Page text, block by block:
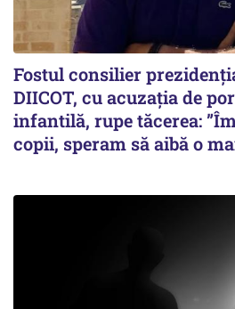
Fostul consilier
DIICOT, cu acuzația de
infantilă, rupe tăcerea:
copii, speram să aibă o